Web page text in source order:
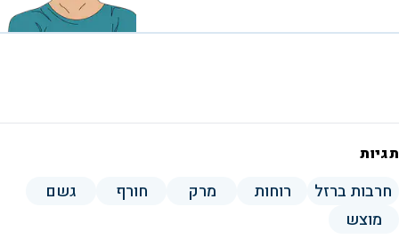
תגיות
חרבות ברזל רוחות מרק חורף
גשם
מוצש